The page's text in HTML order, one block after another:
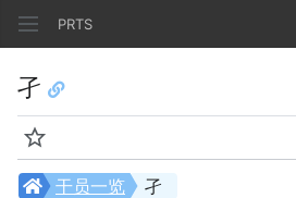
PRTS
孑
监视
孑
干员一览